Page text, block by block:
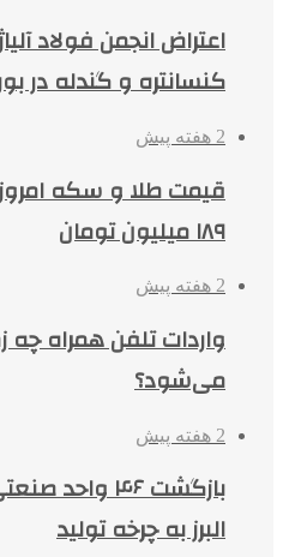
اعتراض انجمن فولاد
کنسانتره و گندله در
2 هفته پیش
قیمت طلا و سکه
۱۸۹ میلیون تومان
2 هفته پیش
واردات تلفن همراه چه
می‌شود؟
2 هفته پیش
بازگشت ۴۶
البرز به چرخه تولید